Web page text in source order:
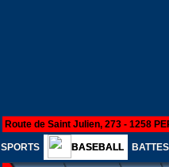
Route de Saint Julien, 273 - 1258
SPORTS BASEBALL BATTES